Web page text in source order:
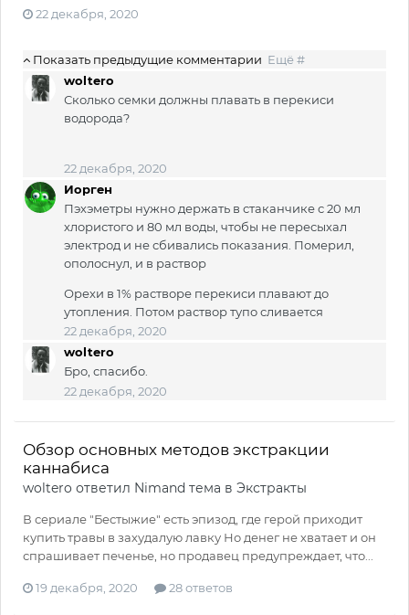
22 декабря, 2020
Показать предыдущие комментарии Ещё #
woltero
Сколько семки должны плавать в перекиси
водорода?
22 декабря, 2020
Иорген
Пэхэметры нужно держать в стаканчике с 20 мл
хлористого и 80 мл воды, чтобы не пересыхал
электрод и не сбивались показания. Померил,
ополоснул, и в раствор
Орехи в 1% растворе перекиси плавают до
утопления. Потом раствор тупо сливается
22 декабря, 2020
woltero
Бро, спасибо.
22 декабря, 2020
Обзор основных методов экстракции
каннабиса
woltero ответил Nimand тема в Экстракты
В сериале "Бестыжие" есть эпизод, где герой приходит
купить травы в захудалую лавку Но денег не хватает и он
спрашивает печенье, но продавец предупреждает, что...
19 декабря, 2020 28 ответов